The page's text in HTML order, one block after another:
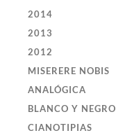
2014
2013
2012
MISERERE NOBIS
ANALÓGICA
BLANCO Y NEGRO
CIANOTIPIAS